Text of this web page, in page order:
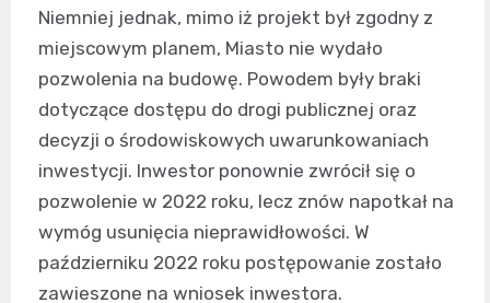
Niemniej jednak, mimo iż projekt był zgodny z
miejscowym planem, Miasto nie wydało
pozwolenia na budowę. Powodem były braki
dotyczące dostępu do drogi publicznej oraz
decyzji o środowiskowych uwarunkowaniach
inwestycji. Inwestor ponownie zwrócił się o
pozwolenie w 2022 roku, lecz znów napotkał na
wymóg usunięcia nieprawidłowości. W
październiku 2022 roku postępowanie zostało
zawieszone na wniosek inwestora.